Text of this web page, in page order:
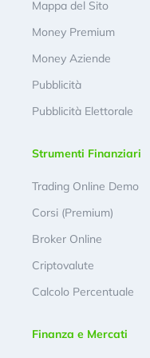
Mappa del Sito
Money Premium
Money Aziende
Pubblicità
Pubblicità Elettorale
Strumenti Finanziari
Trading Online Demo
Corsi (Premium)
Broker Online
Criptovalute
Calcolo Percentuale
Finanza e Mercati